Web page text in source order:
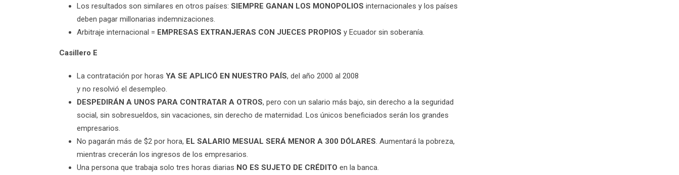
Los resultados son similares en otros países: SIEMPRE GANAN LOS MONOPOLIOS internacionales y los países
deben pagar millonarias indemnizaciones.
Arbitraje internacional = EMPRESAS EXTRANJERAS CON JUECES PROPIOS y Ecuador sin soberanía.
Casillero E
La contratación por horas YA SE APLICÓ EN NUESTRO PAÍS, del año 2000 al 2008
y no resolvió el desempleo.
DESPEDIRÁN A UNOS PARA CONTRATAR A OTROS, pero con un salario más bajo, sin derecho a la seguridad
social, sin sobresueldos, sin vacaciones, sin derecho de maternidad. Los únicos beneficiados serán los grandes
empresarios.
No pagarán más de $2 por hora, EL SALARIO MESUAL SERÁ MENOR A 300 DÓLARES . Aumentará la pobreza,
mientras crecerán los ingresos de los empresarios.
Una persona que trabaja solo tres horas diarias NO ES SUJETO DE CRÉDITO en la banca.